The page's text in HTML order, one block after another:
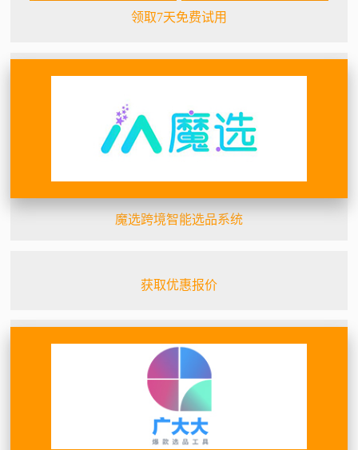
领取7天免费试用
魔选跨境智能选品系统
获取优惠报价